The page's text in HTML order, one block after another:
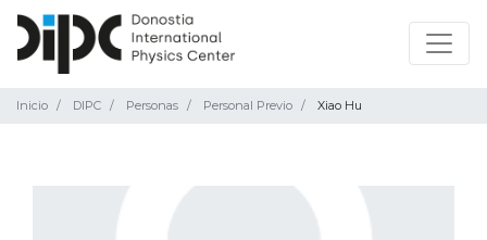
Inicio DIPC Personas Personal Previo Xiao Hu